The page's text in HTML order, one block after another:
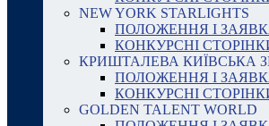
NEW YORK STARLIGHTS
ПОЛОЖЕННЯ І
КОНКУРСНІ
КРИШТАЛЕВА КИЇВСЬКА
ПОЛОЖЕННЯ І
КОНКУРСНІ
GOLDEN TALENT WORLD